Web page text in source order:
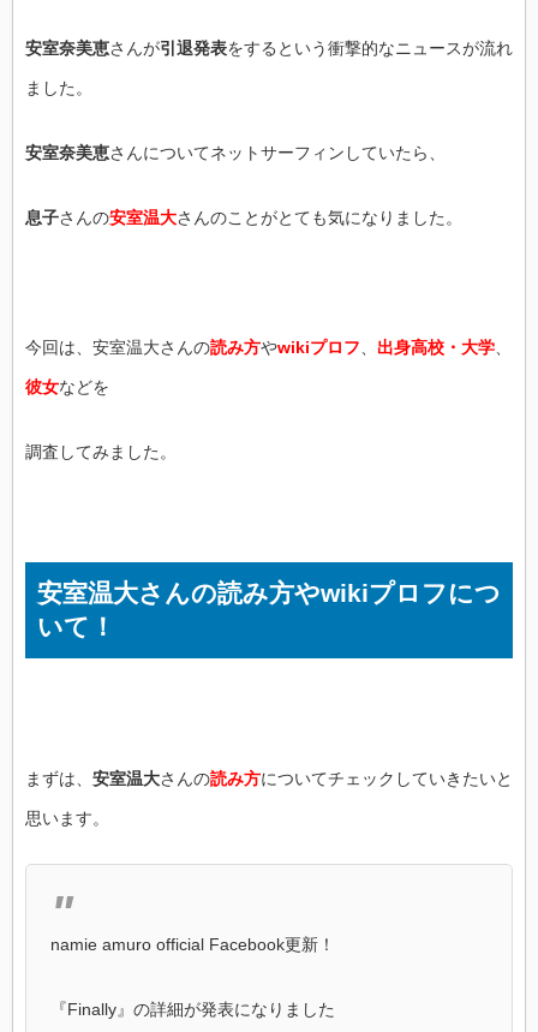
安室奈美恵さんが引退発表をするという衝撃的なニュースが流れ
ました。
安室奈美恵さんについてネットサーフィンしていたら、
息子さんの安室温大さんのことがとても気になりました。
今回は、安室温大さんの読み方やwikiプロフ 出身高校・大学
彼女などを
調査してみました。
安室温大さんの読み方やwikiプロフにつ
いて！
まずは、 安室温大さんの読み方についてチェックしていきたいと
思います。
namie amuro official Facebook更新！
『Finally』の詳細が発表になりました